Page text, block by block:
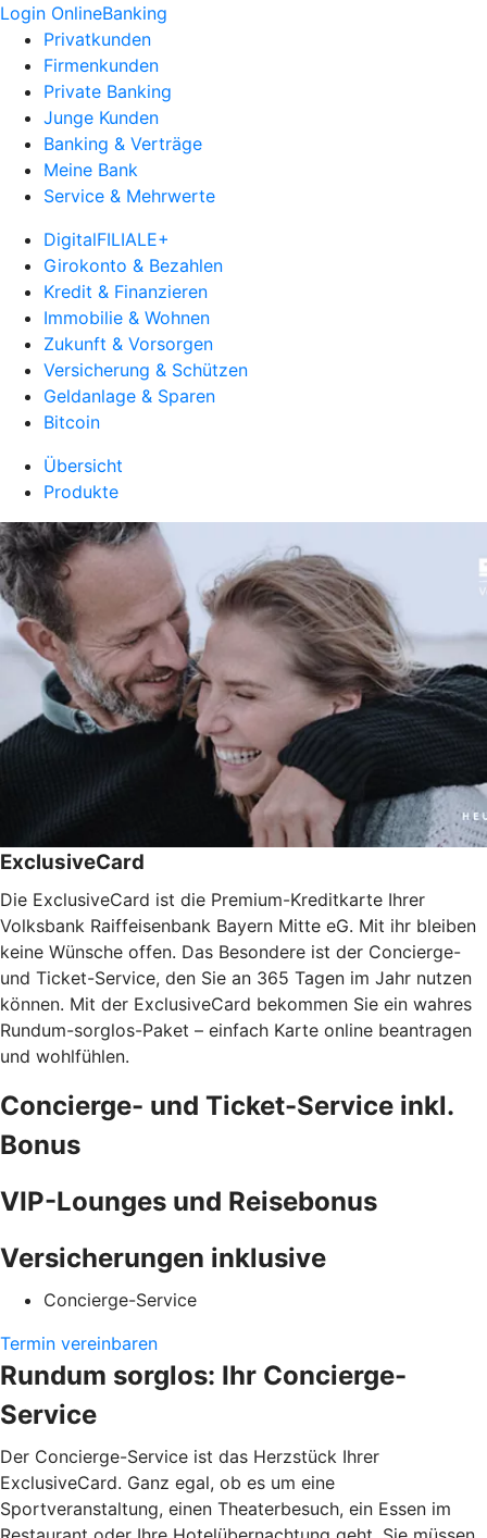
Login OnlineBanking
Privatkunden
Firmenkunden
Private Banking
Junge Kunden
Banking & Verträge
Meine Bank
Service & Mehrwerte
DigitalFILIALE+
Girokonto & Bezahlen
Kredit & Finanzieren
Immobilie & Wohnen
Zukunft & Vorsorgen
Versicherung & Schützen
Geldanlage & Sparen
Bitcoin
Übersicht
Produkte
ExclusiveCard
Die ExclusiveCard ist die Premium-Kreditkarte Ihrer
Volksbank Raiffeisenbank Bayern Mitte eG. Mit ihr bleiben
keine Wünsche offen. Das Besondere ist der Concierge-
und Ticket-Service, den Sie an 365 Tagen im Jahr nutzen
können. Mit der ExclusiveCard bekommen Sie ein wahres
Rundum-sorglos-Paket – einfach Karte online beantragen
und wohlfühlen.
Concierge- und Ticket-Service inkl.
Bonus
VIP-Lounges und Reisebonus
Versicherungen inklusive
Concierge-Service
Termin vereinbaren
Rundum sorglos: Ihr Concierge-
Service
Der Concierge-Service ist das Herzstück Ihrer
ExclusiveCard. Ganz egal, ob es um eine
Sportveranstaltung, einen Theaterbesuch, ein Essen im